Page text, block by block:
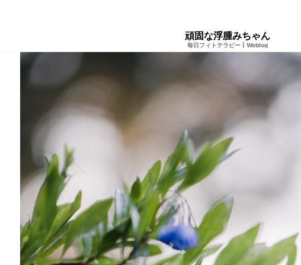
頑固な浮腫みちゃん
毎日フィトテラピー Weblog